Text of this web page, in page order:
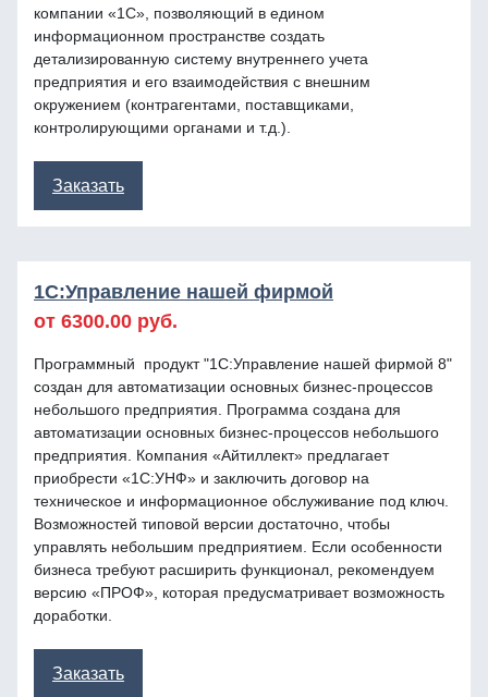
компании «1С», позволяющий в едином
информационном пространстве создать
детализированную систему внутреннего учета
предприятия и его взаимодействия с внешним
окружением (контрагентами, поставщиками,
контролирующими органами и т.д.).
Заказать
1C:Управление нашей фирмой
от 6300.00 руб.
Программный продукт "1С:Управление нашей фирмой 8"
создан для автоматизации основных бизнес-процессов
небольшого предприятия. Программа создана для
автоматизации основных бизнес-процессов небольшого
предприятия. Компания «Айтиллект» предлагает
приобрести «1С:УНФ» и заключить договор на
техническое и информационное обслуживание под ключ.
Возможностей типовой версии достаточно, чтобы
управлять небольшим предприятием. Если особенности
бизнеса требуют расширить функционал, рекомендуем
версию «ПРОФ», которая предусматривает возможность
доработки.
Заказать